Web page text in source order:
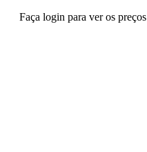
Faça login para ver os preços